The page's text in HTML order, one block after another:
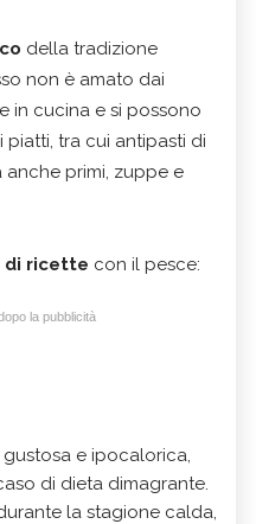
della tradizione
non è amato dai
in cucina e si possono
piatti, tra cui antipasti di
anche primi, zuppe e
di ricette con il pesce:
la pubblicità
gustosa e ipocalorica,
di dieta dimagrante.
la stagione calda,